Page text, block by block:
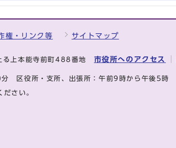
権・リンク等 サイトマップ
上本能寺前町488番地 市役所へのアクセス
分 区役所・支所、出張所：午前9時から午後5時
さい。